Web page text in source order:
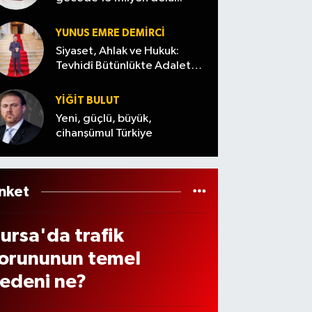
tavırl
arı
dikka
(6
YUNUS EMRE DEMIRCI
Siyaset, Ahlak ve Hukuk:
Tevhidî Bütünlükte Adalet
YİĞİT BULUT
Yeni, güçlü, büyük,
cihanşümul Türkiye
trafik
temel
ne?